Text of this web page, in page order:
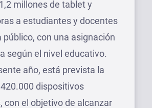
millones de tablet y
a estudiantes y docentes
con una asignación
según el nivel educativo.
año, está prevista la
dispositivos
con el objetivo de alcanzar